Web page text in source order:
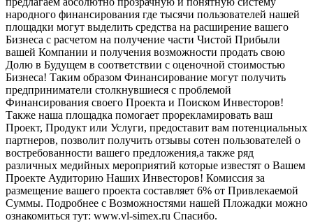
народного финансирования где тысячи пользователей нашей
площадки могут выделить средства на расширение вашего
Бизнеса с расчетом на получение части Чистой Прибыли
вашей Компании и получения возможности продать свою
Долю в Будущем в соответствии с оценочной стоимостью
Бизнеса! Таким образом Финансирование могут получить
предприниматели столкнувшиеся с проблемой
Финансирования своего Проекта и Поиском Инвесторов!
Также наша площадка помогает прорекламировать ваш
Проект, Продукт или Услуги, предоставит вам потенциальных
партнеров, позволит получить отзывы сотен пользователей о
востребованности вашего предложения,а также ряд
различных медийных мероприятий которые известят о Вашем
Проекте Аудиторию Наших Инвесторов! Комиссия за
размещение вашего проекта составляет 6% от Привлекаемой
Суммы. Подробнее c Возможностями нашей Пложадки можно
ознакомиться тут: www.vl-simex.ru Спасибо.